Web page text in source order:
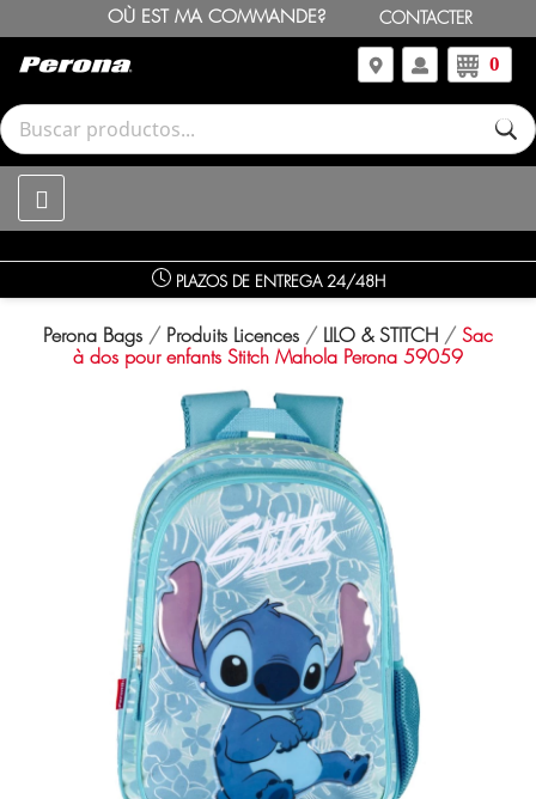
OÙ EST MA COMMANDE? CONTACTER
0
PLAZOS DE ENTREGA 24/48H
Perona Bags Produits Licences LILO & STITCH
Sac
à dos pour enfants Stitch Mahola Perona 59059